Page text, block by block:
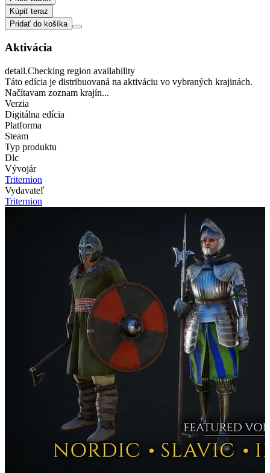
Kúpiť teraz
Pridať do košíka
Aktivácia
detail.Checking region availability
Táto edícia je distribuovaná na aktiváciu vo vybraných krajinách.
Načítavam zoznam krajín...
Verzia
Digitálna edícia
Platforma
Steam
Typ produktu
Dlc
Vývojár
Triternion
Vydavateľ
Triternion